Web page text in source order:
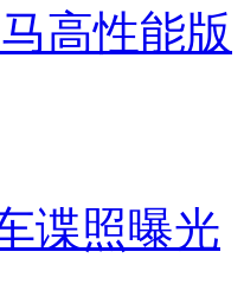
高性能版
谍照曝光